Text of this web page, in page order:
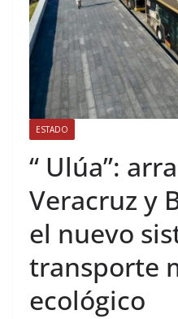
ESTADO
“ Ulúa”:
Veracruz y
el nuevo
transporte
ecológico